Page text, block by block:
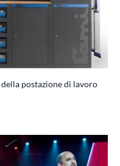
postazione di lavoro